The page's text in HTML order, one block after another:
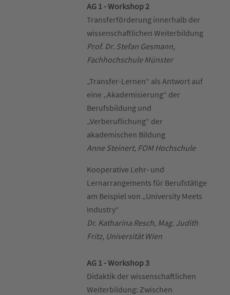
AG 1 - Workshop 2
Transferförderung innerhalb der
wissenschaftlichen Weiterbildung
Prof. Dr. Stefan Gesmann,
Fachhochschule Münster
„Transfer-Lernen“ als Antwort auf
eine „Akademisierung“ der
Berufsbildung und
„Verberuflichung“ der
akademischen Bildung
Anne Steinert, FOM Hochschule
Kooperative Lehr- und
Lernarrangements für Berufstätige
am Beispiel von „University Meets
Industry“
Dr. Katharina Resch, Mag. Judith
Fritz, Universität Wien
AG 1 - Workshop 3
Didaktik der wissenschaftlichen
Weiterbildung: Zwischen